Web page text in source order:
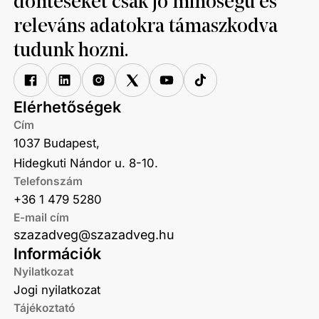
releváns adatokra támaszkodva
tudunk hozni.
Információk
Nyilatkozat
Jogi nyilatkozat
Tájékoztató
Elérhetőségek
Cím
1037 Budapest,
Hidegkuti Nándor u. 8-10.
Telefonszám
+36 1 479 5280
E-mail cím
szazadveg@szazadveg.hu